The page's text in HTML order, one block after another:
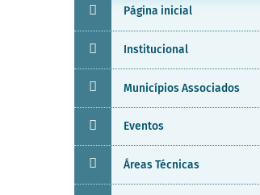
Página inicial
Institucional
Municípios Associados
Eventos
Áreas Técnicas